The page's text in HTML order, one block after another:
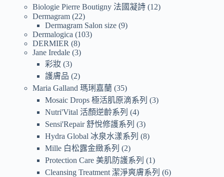
Biologie Pierre Boutigny 法國凝詩 12
Dermagram 22
Dermagram Salon size 9
Dermalogica
103
DERMIER
8
Jane Iredale 3
彩妝 3
護膚品
2
Maria Galland 瑪琍嘉蘭 35
Mosaic Drops 極活肌原滴系列
3
Nutri'Vital 活顏逆齡系列
4
Sensi'Repair 舒悅修護系列
3
Hydra Global 冰泉水漾系列
8
Mille 白松露金緻系列
2
Protection Care 美肌防護系列
1
Cleansing Treatment 潔淨爽膚系列
6